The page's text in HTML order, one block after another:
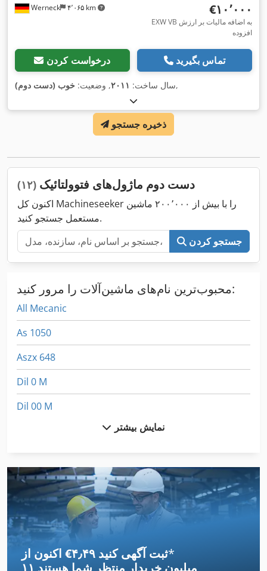
Werneck ۴٬۰۶۵ km ‎€۱۰٬۰۰۰
EXW VB به اضافه مالیات بر ارزش
افزوده
درخواست کردن تماس بگیرید
سال ساخت: ۲۰۱۱, وضعیت: خوب (دست دوم) ,
ذخیره جستجو
دست دوم ماژول‌های فتوولتائیک (۱۲)
اکنون کل Machineseeker را با بیش از ۲۰۰٬۰۰۰ ماشین
مستعمل جستجو کنید.
جستجو کردن
محبوب‌ترین نام‌های ماشین‌آلات را مرور کنید:
All Mecanic
As 1050
Aszx 648
Dil 0 M
Dil 00 M
German
Hsc 20 Linear
International 1055
International 1460
نمایش بیشتر
اکنون از ‎€۴٫۴۹ ثبت آگهی کنید*